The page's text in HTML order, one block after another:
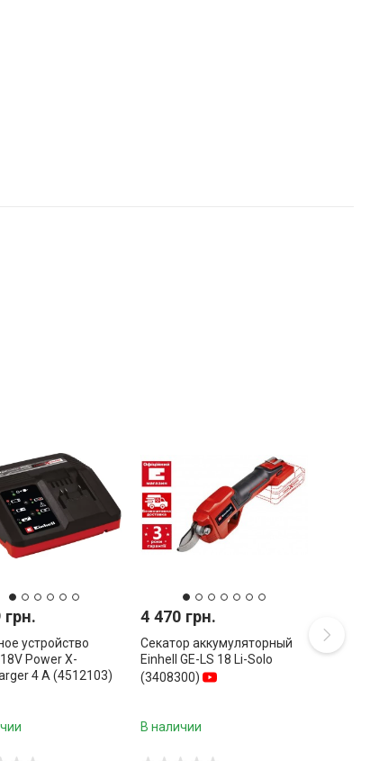
грн.
устройство
Power X-
4 A (4512103)
4 470 грн.
Секатор аккумуляторный
Einhell GE-LS 18 Li-Solo
(3408300)
В наличии